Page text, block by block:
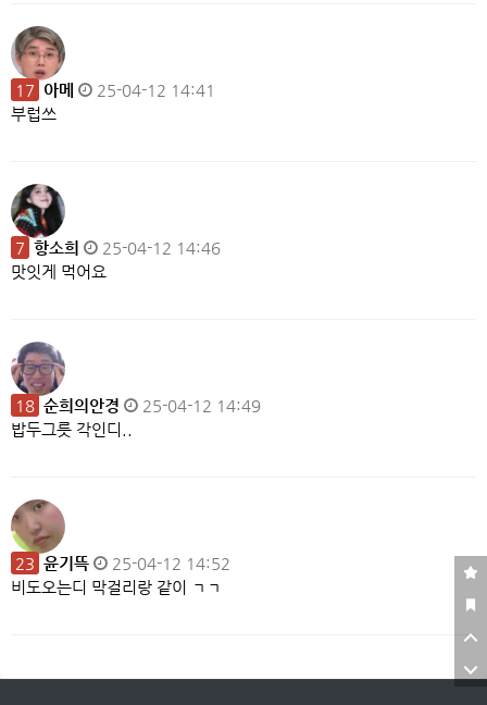
17 아메
25-04-12 14:41
부럽쓰
7 항소희
25-04-12 14:46
맛잇게 먹어요
18 순희의안경
25-04-12 14:49
밥두그릇 각인디..
23 윤기뜩
25-04-12 14:52
비도오는디 막걸리랑 같이 ㄱㄱ